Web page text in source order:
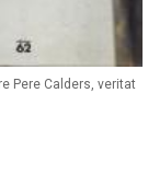
Pere Calders, veritat